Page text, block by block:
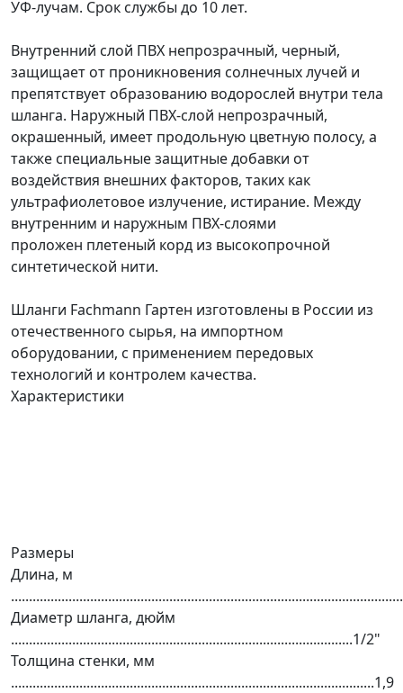
УФ-лучам. Срок службы до 10 лет.
Внутренний слой ПВХ непрозрачный, черный,
защищает от проникновения солнечных лучей и
препятствует образованию водорослей внутри тела
шланга. Наружный ПВХ-слой непрозрачный,
окрашенный, имеет продольную цветную полосу, а
также специальные защитные добавки от
воздействия внешних факторов, таких как
ультрафиолетовое излучение, истирание. Между
внутренним и наружным ПВХ-слоями
проложен плетеный корд из высокопрочной
синтетической нити.
Шланги Fachmann Гартен изготовлены в России из
отечественного сырья, на импортном
оборудовании, с применением передовых
технологий и контролем качества.
Характеристики
Размеры
Длина, м
Диаметр шланга, дюйм
...............................................................................................1/2"
Толщина стенки, мм
.....................................................................................................1,9